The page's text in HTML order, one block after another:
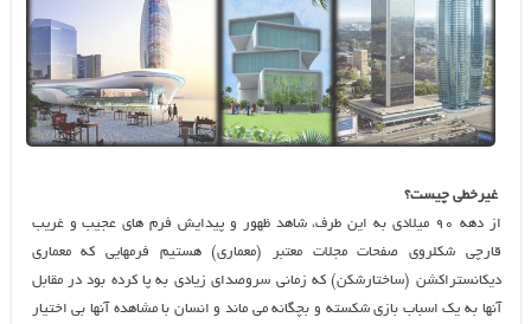
غیرخطی چیست؟
از دهه ۹۰ میلادی به این طرف، شاهد ظهور و پیدایش فرم های عجیب و غریب
قارچی شکلروی صفحات مجلات معتبر (معماری) هستیم فرمهایی که معماری
دیکانستراکشن (ساختارشکن) که زمانی سروصدای زیادی به پا کرده بود در مقابل
آنها به یک اسباب بازی شکسته و بچگانه می ماند و انسان با مشاهده آنها بی اختیار